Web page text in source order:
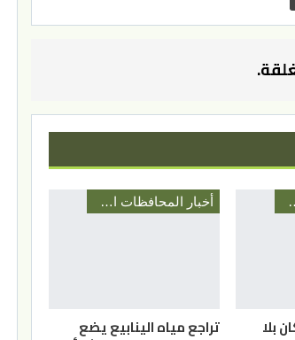
بلا
أخبار المحافظات الأردنية
تراجع مياه الينابيع يضع